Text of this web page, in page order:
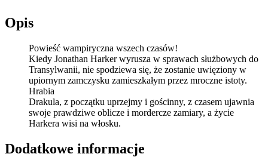
Opis
Powieść wampiryczna wszech czasów!
Kiedy Jonathan Harker wyrusza w sprawach służbowych do
Transylwanii, nie spodziewa się, że zostanie uwięziony w
upiornym zamczysku zamieszkałym przez mroczne istoty.
Hrabia
Drakula, z początku uprzejmy i gościnny, z czasem ujawnia
swoje prawdziwe oblicze i mordercze zamiary, a życie
Harkera wisi na włosku.
Dodatkowe informacje